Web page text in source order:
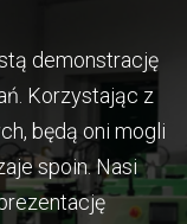
demonstrację
Korzystając z
będą oni mogli
spoin. Nasi